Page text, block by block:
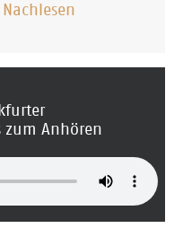
zum Anhören